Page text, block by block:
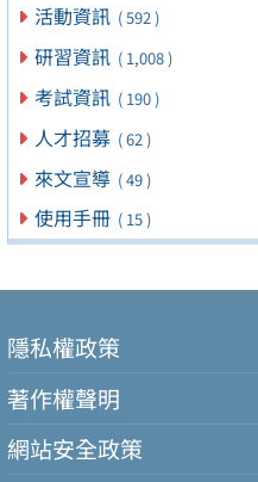
活動資訊 ( 592 )
研習資訊 ( 1,008 )
考試資訊 ( 190 )
人才招募 ( 62 )
來文宣導 ( 49 )
使用手冊 ( 15 )
隱私權政策
著作權聲明
網站安全政策